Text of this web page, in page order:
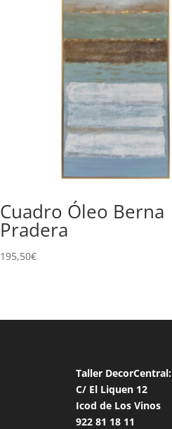
Cuadro Óleo Berna
Pradera
195,50€
Taller DecorCentral:
C/ El Liquen 12
Icod de Los Vinos
922 81 18 11